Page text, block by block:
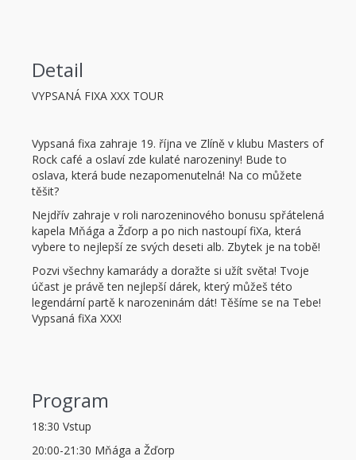
Detail
VYPSANÁ FIXA XXX TOUR
Vypsaná fixa zahraje 19. října ve Zlíně v klubu Masters of
Rock café a oslaví zde kulaté narozeniny! Bude to
oslava, která bude nezapomenutelná! Na co můžete
těšit?
Nejdřív zahraje v roli narozeninového bonusu spřátelená
kapela Mňága a Žďorp a po nich nastoupí fiXa, která
vybere to nejlepší ze svých deseti alb. Zbytek je na tobě!
Pozvi všechny kamarády a doražte si užít světa! Tvoje
účast je právě ten nejlepší dárek, který můžeš této
legendární partě k narozeninám dát! Těšíme se na Tebe!
Vypsaná fiXa XXX!
Program
18:30 Vstup
20:00-21:30 Mňága a Žďorp